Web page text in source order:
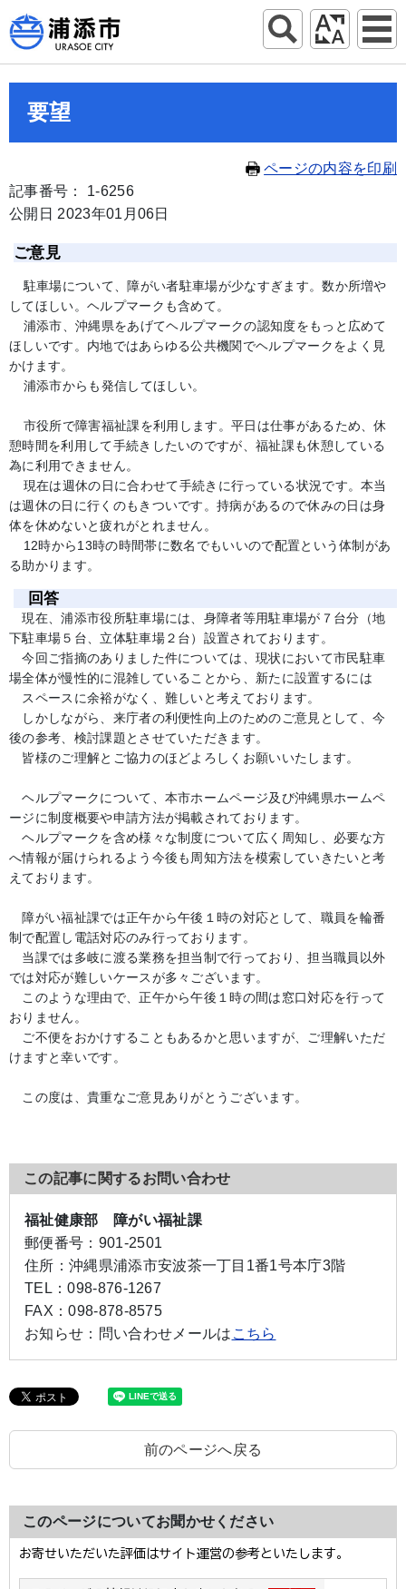
要望
ページの内容を印刷
記事番号： 1-6256
公開日 2023年01月06日
ご意見
駐車場について、障がい者駐車場が少なすぎます。数か所増や
してほしい。ヘルプマークも含めて。
浦添市、沖縄県をあげてヘルプマークの認知度をもっと広めて
ほしいです。内地ではあらゆる公共機関でヘルプマークをよく見
かけます。
浦添市からも発信してほしい。
市役所で障害福祉課を利用します。平日は仕事があるため、休
憩時間を利用して手続きしたいのですが、福祉課も休憩している
為に利用できません。
現在は週休の日に合わせて手続きに行っている状況です。本当
は週休の日に行くのもきついです。持病があるので休みの日は身
体を休めないと疲れがとれません。
12時から13時の時間帯に数名でもいいので配置という体制があ
る助かります。
回答
現在、浦添市役所駐車場には、身障者等用駐車場が７台分（地
下駐車場５台、立体駐車場２台）設置されております。
今回ご指摘のありました件については、現状において市民駐車
場全体が慢性的に混雑していることから、新たに設置するには
スペースに余裕がなく、難しいと考えております。
しかしながら、来庁者の利便性向上のためのご意見として、今
後の参考、検討課題とさせていただきます。
皆様のご理解とご協力のほどよろしくお願いいたします。
ヘルプマークについて、本市ホームページ及び沖縄県ホームペ
ージに制度概要や申請方法が掲載されております。
ヘルプマークを含め様々な制度について広く周知し、必要な方
へ情報が届けられるよう今後も周知方法を模索していきたいと考
えております。
障がい福祉課では正午から午後１時の対応として、職員を輪番
制で配置し電話対応のみ行っております。
当課では多岐に渡る業務を担当制で行っており、担当職員以外
では対応が難しいケースが多々ございます。
このような理由で、正午から午後１時の間は窓口対応を行って
おりません。
ご不便をおかけすることもあるかと思いますが、ご理解いただ
けますと幸いです。
この度は、貴重なご意見ありがとうございます。
この記事に関するお問い合わせ
福祉健康部 障がい福祉課
郵便番号： 901-2501
住所： 沖縄県浦添市安波茶一丁目1番1号本庁3階
TEL：098-876-1267
FAX：098-878-8575
お知らせ： 問い合わせメールは こちら
前のページへ戻る
このページについてお聞かせください